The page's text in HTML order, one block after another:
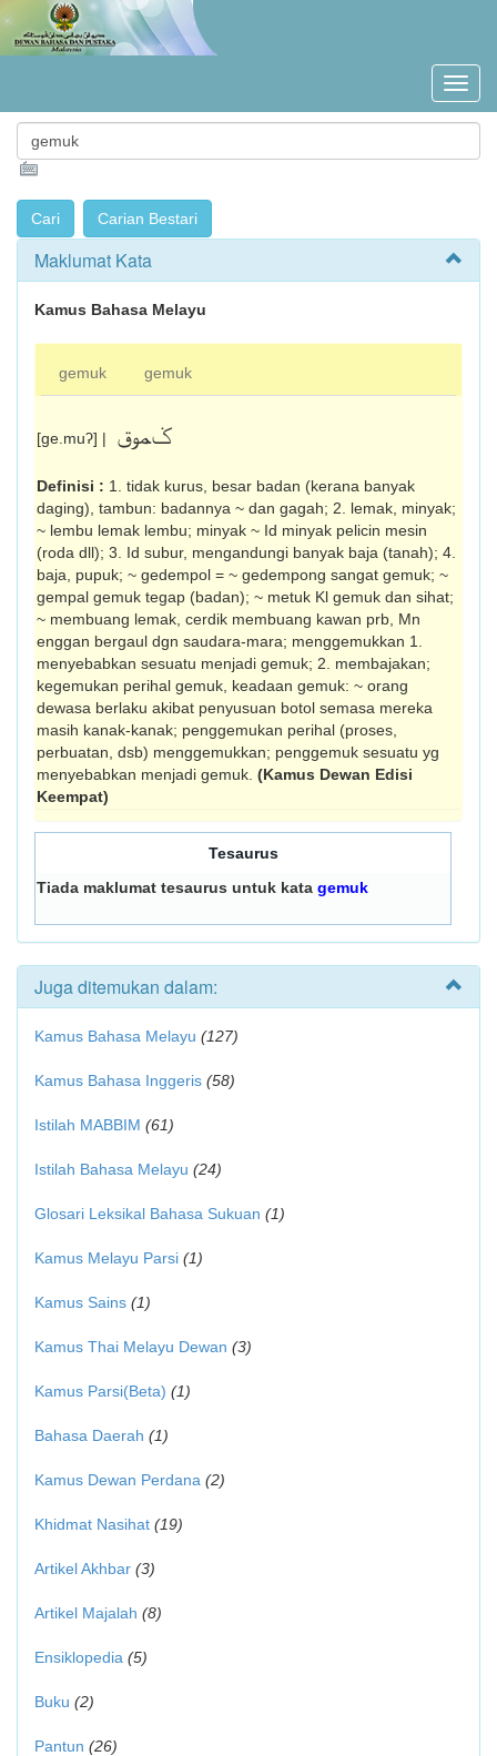
Maklumat Kata
Kamus Bahasa Melayu
gemuk gemuk
[ge.muʔ] | ݢموق
Definisi : 1. tidak kurus, besar badan (kerana banyak
daging), tambun: badannya ~ dan gagah; 2. lemak, minyak;
~ lembu lemak lembu; minyak ~ Id minyak pelicin mesin
(roda dll); 3. Id subur, mengandungi banyak baja (tanah); 4.
baja, pupuk; ~ gedempol = ~ gedempong sangat gemuk; ~
gempal gemuk tegap (badan); ~ metuk Kl gemuk dan sihat;
~ membuang lemak, cerdik membuang kawan prb, Mn
enggan bergaul dgn saudara-mara; menggemukkan 1.
menyebabkan sesuatu menjadi gemuk; 2. membajakan;
kegemukan perihal gemuk, keadaan gemuk: ~ orang
dewasa berlaku akibat penyusuan botol semasa mereka
masih kanak-kanak; penggemukan perihal (proses,
perbuatan, dsb) menggemukkan; penggemuk sesuatu yg
menyebabkan men­jadi gemuk. (Kamus Dewan Edisi
Keempat)
Tesaurus
Tiada maklumat tesaurus untuk kata gemuk
Juga ditemukan dalam:
Kamus Bahasa Melayu (127)
Kamus Bahasa Inggeris (58)
Istilah MABBIM (61)
Istilah Bahasa Melayu (24)
Glosari Leksikal Bahasa Sukuan (1)
Kamus Melayu Parsi (1)
Kamus Sains (1)
Kamus Thai Melayu Dewan (3)
Kamus Parsi(Beta) (1)
Bahasa Daerah (1)
Kamus Dewan Perdana (2)
Khidmat Nasihat (19)
Artikel Akhbar (3)
Artikel Majalah (8)
Ensiklopedia (5)
Buku (2)
Pantun (26)